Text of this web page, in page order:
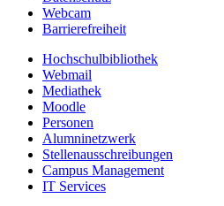
Webcam
Barrierefreiheit
Hochschulbibliothek
Webmail
Mediathek
Moodle
Personen
Alumninetzwerk
Stellenausschreibungen
Campus Management
IT Services